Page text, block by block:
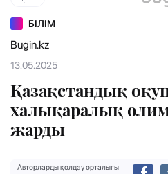
БІЛІМ
Bugin.kz
13.05.2025
Қазақстандық
халықаралық
жарды
Авторларды қолдау орталығы